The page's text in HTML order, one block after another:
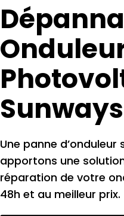
Sunways
Une panne d’onduleur
apportons une
réparation de votre
48h et au meilleur prix.